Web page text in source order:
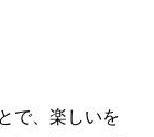
で、楽しいを